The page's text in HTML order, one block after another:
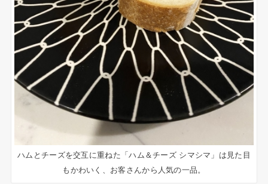
ハムとチーズを交互に重ねた「ハム＆チーズ シマシマ」は見た目
もかわいく、お客さんから人気の一品。